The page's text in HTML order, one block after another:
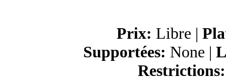
Prix: Libre |
Supportées: None |
Restrictions: